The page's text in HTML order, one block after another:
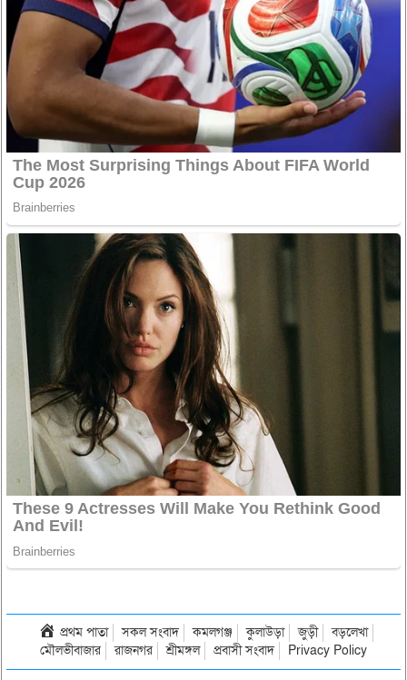
প্রথম পাতা সকল সংবাদ কমলগঞ্জ কুলাউড়া জুড়ী
বড়লেখা
মৌলভীবাজার
রাজনগর শ্রীমঙ্গল প্রবাসী সংবাদ Privacy Policy